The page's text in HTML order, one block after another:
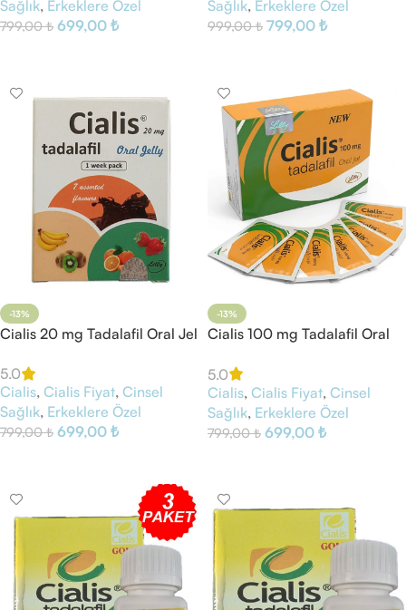
Sağlık, Erkeklere Özel
799,00₺ 699,00 ₺
Sağlık, Erkeklere Özel
999,00₺ 799,00 ₺
-13%
Cialis 20 mg Tadalafil Oral Jel
5.0
Cialis, Cialis Fiyat, Cinsel
Sağlık, Erkeklere Özel
799,00₺ 699,00 ₺
-13%
Cialis 100 mg Tadalafil Oral
5.0
Cialis, Cialis Fiyat, Cinsel
Sağlık, Erkeklere Özel
799,00₺ 699,00 ₺